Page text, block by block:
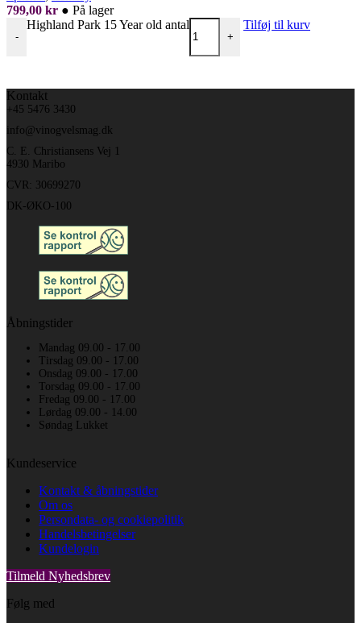
799,00 kr ● På lager
-
Highland Park 15 Year old antal
+
Tilføj til kurv
Kontakt
+45 5476 3430
info@vinogvelsmag.dk
C. E. Christiansens Vej 1
4930 Maribo
CVR: 30699270
DK-ØKO-100
Åbningstider
Mandag 09.00 - 17.00
Tirsdag 09.00 - 17.00
Onsdag 09.00 - 17.00
Torsdag 09.00 - 17.00
Fredag 09.00 - 17.00
Lørdag 09.00 - 14.00
Søndag Lukket
Kundeservice
Kontakt & åbningstider
Om os
Persondata- og cookiepolitik
Handelsbetingelser
Kundelogin
Tilmeld Nyhedsbrev
Følg med